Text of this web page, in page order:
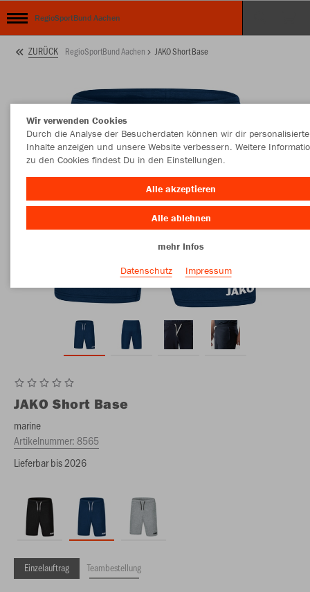
RegioSportBund Aachen
ZURÜCK RegioSportBund Aachen JAKO Short Base
JAKO Short Base
marine
Artikelnummer:8565
Lieferbar bis 2026
Einzelauftrag Teambestellung
Wir verwenden Cookies
Durch die Analyse der Besucherdaten können wir dir personalisierte
Inhalte anzeigen und unsere Website verbessern. Weitere
zu den Cookies findest Du in den Einstellungen.
Alle akzeptieren
Alle ablehnen
mehr Infos
Datenschutz
Impressum